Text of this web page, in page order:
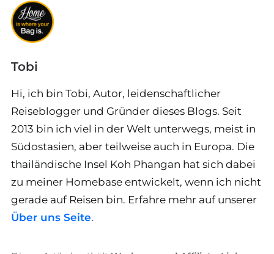
Tobi
Hi, ich bin Tobi, Autor, leidenschaftlicher
Reiseblogger und Gründer dieses Blogs. Seit
2013 bin ich viel in der Welt unterwegs, meist in
Südostasien, aber teilweise auch in Europa. Die
thailändische Insel Koh Phangan hat sich dabei
zu meiner Homebase entwickelt, wenn ich nicht
gerade auf Reisen bin. Erfahre mehr auf unserer
Über uns Seite.